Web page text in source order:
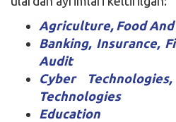
Agriculture, Food
Banking, Insurance,
Audit
Cyber
Technologies
Education